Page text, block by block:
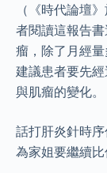
（《時代論壇
者閱讀這報告
瘤，除了月經
建議患者要先
與肌瘤的變化
話打肝炎針時
為家姐要繼續